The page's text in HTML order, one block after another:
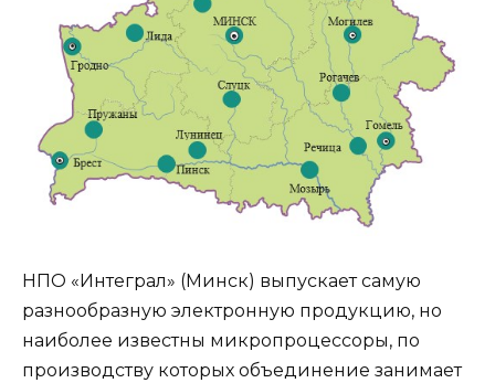
НПО «Интеграл» (Минск) выпускает самую
разнообразную электронную продукцию, но
наиболее известны микропроцессоры, по
производству которых объединение занимает